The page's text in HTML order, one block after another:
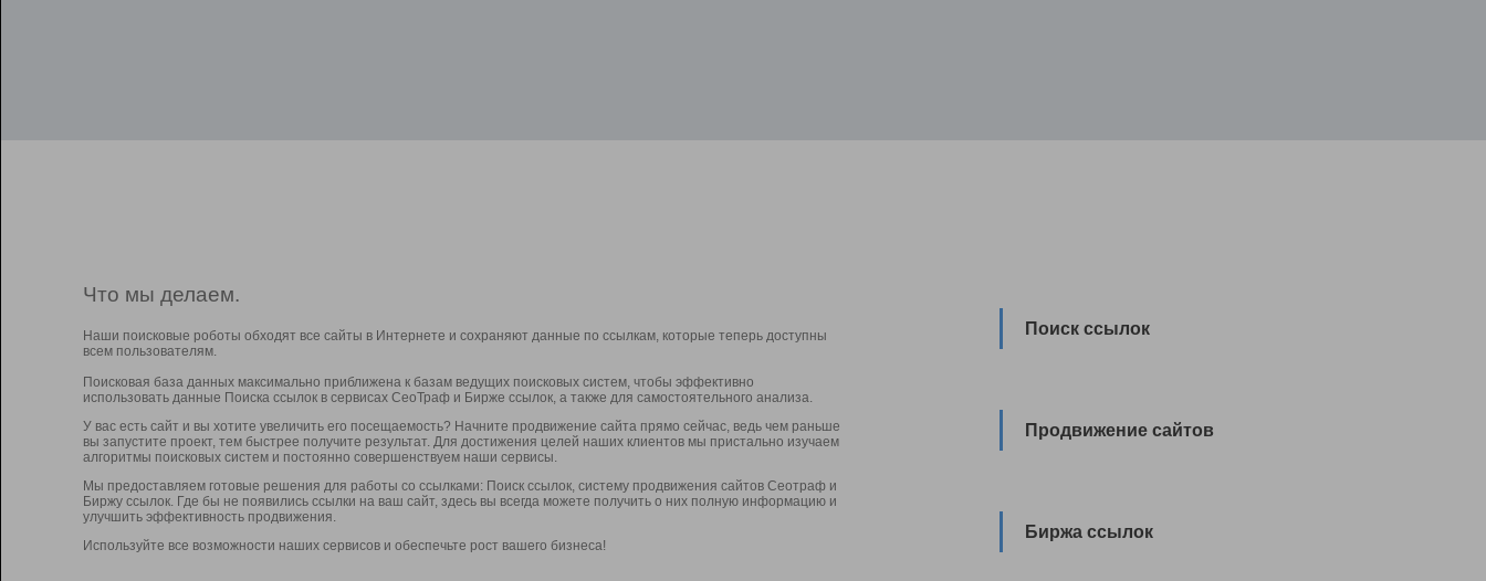
Что мы делаем.
Наши поисковые роботы обходят все сайты в Интернете и сохраняют данные по ссылкам, которые теперь доступны
всем пользователям.
Поисковая база данных максимально приближена к базам ведущих поисковых систем, чтобы эффективно
использовать данные Поиска ссылок в сервисах СеоТраф и Бирже ссылок, а также для самостоятельного анализа.
У вас есть сайт и вы хотите увеличить его посещаемость? Начните продвижение сайта прямо сейчас, ведь чем раньше
вы запустите проект, тем быстрее получите результат. Для достижения целей наших клиентов мы пристально изучаем
алгоритмы поисковых систем и постоянно совершенствуем наши сервисы.
Мы предоставляем готовые решения для работы со ссылками: Поиск ссылок, систему продвижения сайтов Сеотраф и
Биржу ссылок. Где бы не появились ссылки на ваш сайт, здесь вы всегда можете получить о них полную информацию и
улучшить эффективность продвижения.
Используйте все возможности наших сервисов и обеспечьте рост вашего бизнеса!
Поиск ссылок
Продвижение сайтов
Биржа ссылок